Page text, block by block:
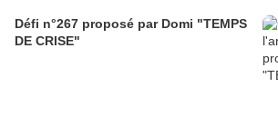
Défi n°267 proposé par Domi "TEMPS
DE CRISE"